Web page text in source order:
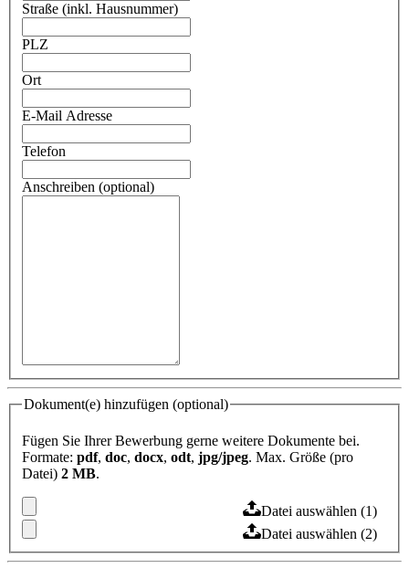
Straße (inkl. Hausnummer)
PLZ
Ort
E-Mail Adresse
Telefon
Anschreiben (optional)
Dokument(e) hinzufügen (optional)
Fügen Sie Ihrer Bewerbung gerne weitere Dokumente bei.
Formate: pdf, doc, docx, odt, jpg/jpeg. Max. Größe (pro
Datei) 2 MB.
Datei auswählen (1)
Datei auswählen (2)